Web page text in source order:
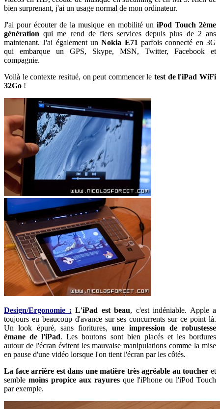
bien surprenant, j'ai un usage normal de mon ordinateur.
J'ai pour écouter de la musique en mobilité un iPod Touch 2ème
génération qui me rend de fiers services depuis plus de 2 ans
maintenant. J'ai également unNokia E71 parfois connecté en 3G
qui embarque un GPS, Skype, MSN, Twitter, Facebook et
compagnie.
Voilà le contexte resitué, on peut commencer letest de l'iPad WiFi
32Go !
Design/Ergonomie : L'iPad est beau, c'est indéniable. Apple a
toujours eu beaucoup d'avance sur ses concurrents sur ce point là.
Un look épuré, sans fioritures,une impression de robustesse
émane de l'iPad. Les boutons sont bien placés et les bordures
autour de l'écran évitent les mauvaise manipulations comme la mise
en pause d'une vidéo lorsque l'on tient l'écran par les côtés.
La face arrière est dans une matière très agréable au toucher et
semble moins propice aux rayures que l'iPhone ou l'iPod Touch
par exemple.